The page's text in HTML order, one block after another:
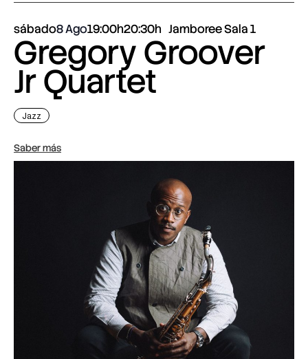
sábado8 Ago19:00h20:30h Jamboree Sala 1
Gregory Groover
Jr Quartet
Jazz
Saber más